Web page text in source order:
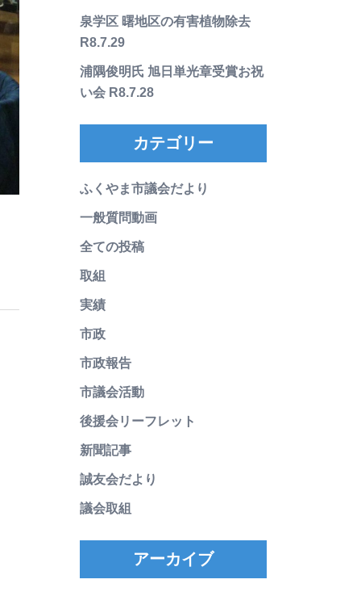
泉学区 曙地区の有害植物除去
R8.7.29
浦隅俊明氏 旭日単光章受賞お祝
い会 R8.7.28
カテゴリー
ふくやま市議会だより
一般質問動画
全ての投稿
取組
実績
市政
市政報告
市議会活動
後援会リーフレット
新聞記事
誠友会だより
議会取組
アーカイブ